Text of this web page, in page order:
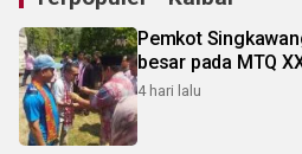
Pemkot
besar pada MTQ
4 hari lalu